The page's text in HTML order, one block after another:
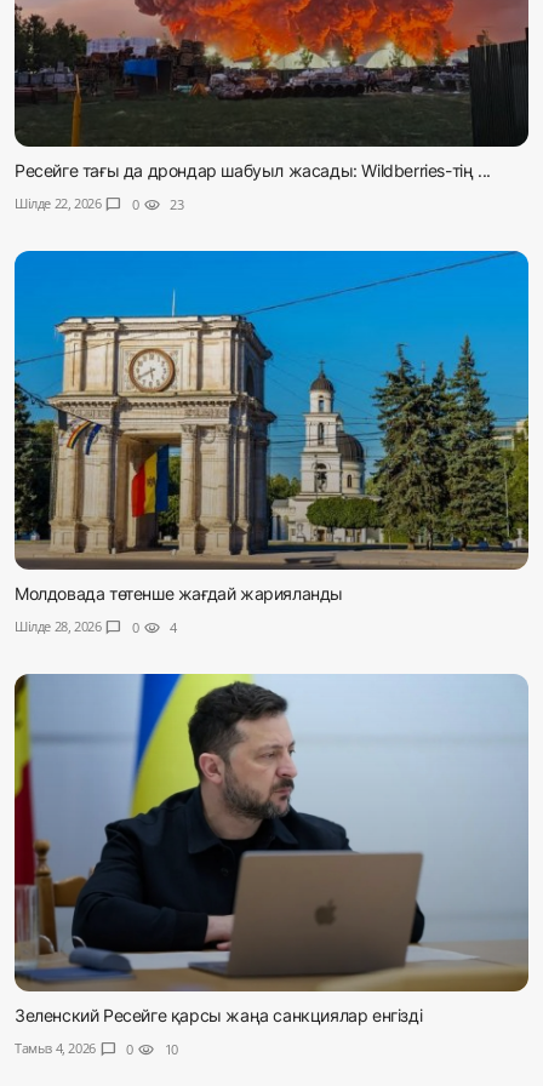
Ресейге тағы да дрондар шабуыл жасады: Wildberries-тің ...
Шілде 22, 2026 chat_bubble 0 visibility 23
Молдовада төтенше жағдай жарияланды
Шілде 28, 2026 chat_bubble 0 visibility 4
Зеленский Ресейге қарсы жаңа санкциялар енгізді
Тамыз 4, 2026 chat_bubble 0 visibility 10